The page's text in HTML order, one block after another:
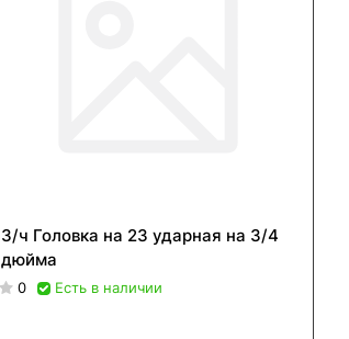
З/ч Головка на 23 ударная на 3/4
дюйма
0 Есть в наличии